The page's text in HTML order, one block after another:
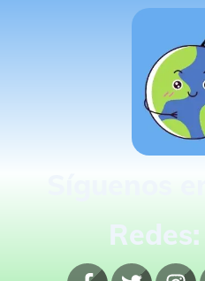
Redes: